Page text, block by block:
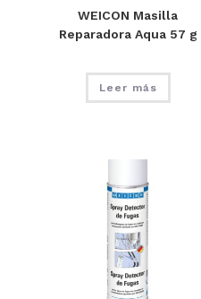
WEICON Masilla
Reparadora Aqua 57 g
Leer más